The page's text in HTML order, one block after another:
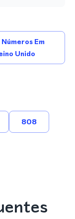
Números Em
Unido
808